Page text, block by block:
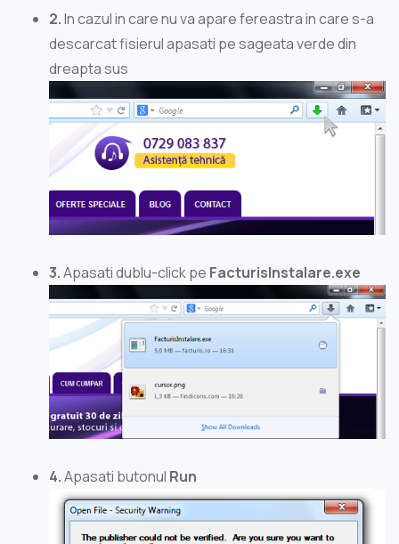
2.In cazul in care nu va apare fereastra in care s-a
descarcat fisierul apasati pe sageata verde din
dreapta sus
3.Apasati dublu-click pe FacturisInstalare.exe
4.Apasati butonul Run